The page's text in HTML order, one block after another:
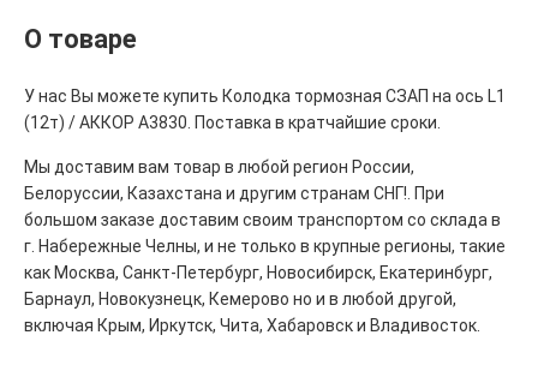
О товаре
У нас Вы можете купить Колодка тормозная СЗАП на ось L1
(12т) / АККОР А3830. Поставка в кратчайшие сроки.
Мы доставим вам товар в любой регион России,
Белоруссии, Казахстана и другим странам СНГ!. При
большом заказе доставим своим транспортом со склада в
г. Набережные Челны, и не только в крупные регионы, такие
как Москва, Санкт-Петербург, Новосибирск, Екатеринбург,
Барнаул, Новокузнецк, Кемерово но и в любой другой,
включая Крым, Иркутск, Чита, Хабаровск и Владивосток.